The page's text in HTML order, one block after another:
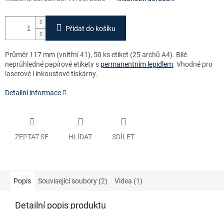
Přidat do košíku
Průměr 117 mm (vnitřní 41), 50 ks etiket (25 archů A4). Bílé
neprůhledné papírové etikety s permanentním lepidlem. Vhodné pro
laserové i inkoustové tiskárny.
Detailní informace
ZEPTAT SE HLÍDAT SDÍLET
Popis Související soubory (2) Videa (1)
Detailní popis produktu